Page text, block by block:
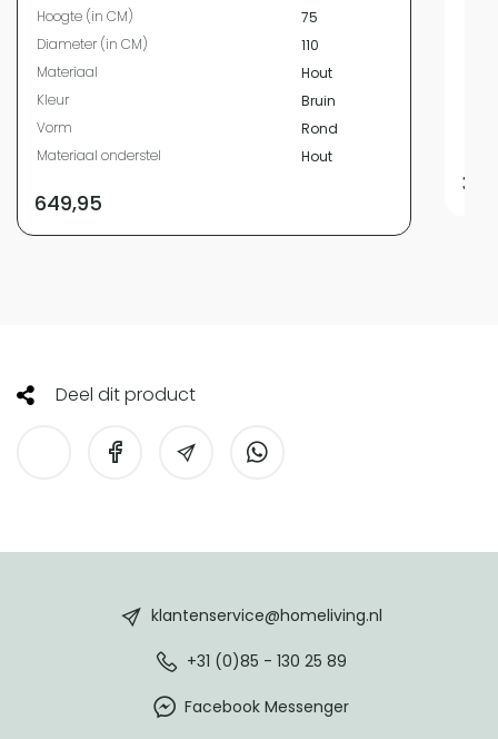
Hoogte (in CM)
75
Diameter (in CM)
110
Materiaal
Hout
Kleur
Bruin
Vorm
Rond
Materiaal onderstel
Hout
649,95
Deel dit product
klantenservice@homeliving.nl
+31 (0)85 - 130 25 89
Facebook Messenger